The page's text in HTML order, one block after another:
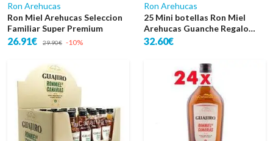
Ron Arehucas
Ron Miel Arehucas Seleccion
Familiar Super Premium
26.91€ 29.90€ -10%
Ron Arehucas
25 Mini botellas Ron Miel
Arehucas Guanche Regalo
Personalizado
32.60€